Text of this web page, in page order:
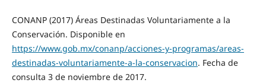
CONANP (2017) Áreas Destinadas Voluntariamente a la
Conservación. Disponible en
https://www.gob.mx/conanp/acciones-y-programas/areas-
destinadas-voluntariamente-a-la-conservacion. Fecha de
consulta 3 de noviembre de 2017.